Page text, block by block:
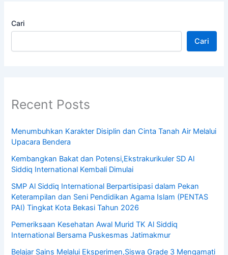
Cari
Cari
Recent Posts
Menumbuhkan Karakter Disiplin dan Cinta Tanah Air Melalui
Upacara Bendera
Kembangkan Bakat dan Potensi,Ekstrakurikuler SD Al
Siddiq International Kembali Dimulai
SMP Al Siddiq International Berpartisipasi dalam Pekan
Keterampilan dan Seni Pendidikan Agama Islam (PENTAS
PAI) Tingkat Kota Bekasi Tahun 2026
Pemeriksaan Kesehatan Awal Murid TK Al Siddiq
International Bersama Puskesmas Jatimakmur
Belajar Sains Melalui Eksperimen,Siswa Grade 3 Mengamati